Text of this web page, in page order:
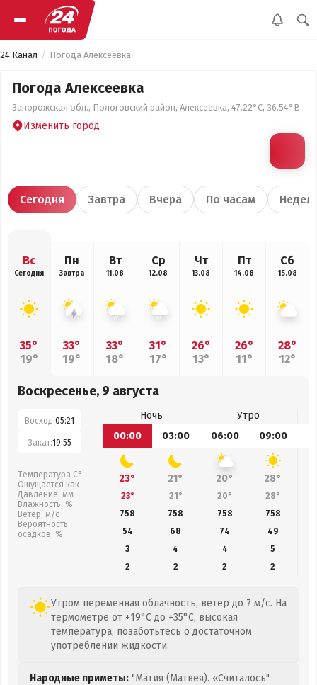
24 Канал Погода Алексеевка
Погода Алексеевка
Запорожская обл., Пологовский район, Алексеевка, 47.22°С, 36.54°В
Изменить город
Сегодня Завтра Вчера По часам
Вс
Сегодня
35°
19°
Пн
Завтра
33°
19°
Вт
11.08
33°
18°
Ср
12.08
31°
17°
Чт
13.08
26°
13°
Пт
14.08
26°
11°
Сб
15.08
28°
12°
Воскресенье, 9 августа
Восход:05:21
Закат:19:55
Температура С°
Ощущается как
Давление, мм
Влажность, %
Ветер, м/с
Вероятность
осадков, %
Ночь
Утро
00:00
03:00 06:00 09:00
23° 21° 20° 28°
23° 21° 20° 28°
758
758 758 758
54
68 74
49
3
4 4
5
2
2 2 2
Утром переменная облачность, ветер до 7 м/с. На
термометре от +19°C до +35°C, высокая
температура, позаботьтесь о достаточном
употреблении жидкости.
Народные приметы: "Матия (Матвея). «Считалось"